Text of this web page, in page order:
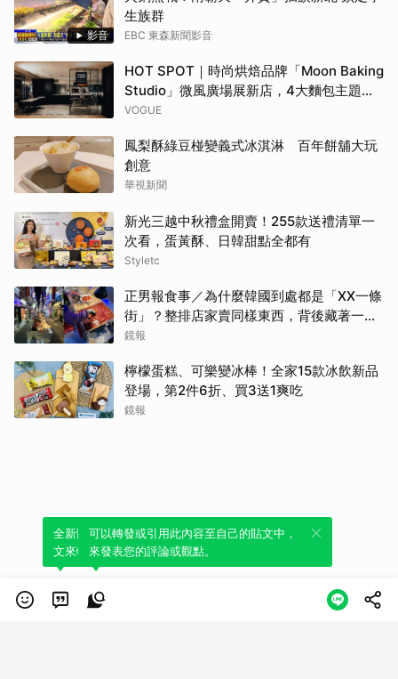
影音
生族群
EBC 東森新聞影音
HOT SPOT｜時尚烘焙品牌「Moon Baking
Studio」微風廣場展新店，4大麵包主題早
午餐、時令風味甜點，再定義你的用餐日常
VOGUE
鳳梨酥綠豆椪變義式冰淇淋 百年餅舖大玩
創意
華視新聞
新光三越中秋禮盒開賣！255款送禮清單一
次看，蛋黃酥、日韓甜點全都有
Styletc
正男報食事／為什麼韓國到處都是「XX一條
街」？整排店家賣同樣東西，背後藏著一套
生意經
鏡報
檸檬蛋糕、可樂變冰棒！全家15款冰飲新品
登場，第2件6折、買3送1爽吃
鏡報
全新體驗！一鍵引用此內容，透過發布貼
文來輕鬆表達個人立場。
可以轉發或引用此內容至自己的貼文中，
來發表您的評論或觀點。